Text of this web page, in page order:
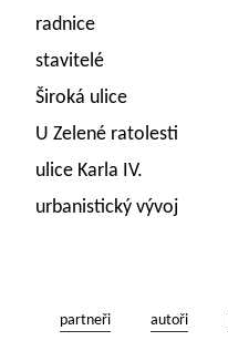
radnice
stavitelé
Široká ulice
U Zelené ratolesti
ulice Karla IV.
urbanistický vývoj
partneři autoři